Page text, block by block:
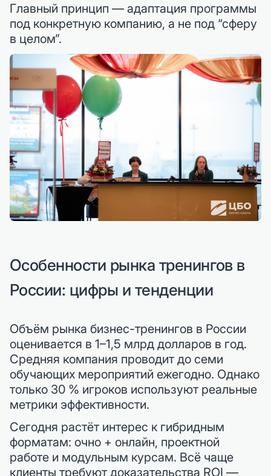
Главный принцип — адаптация программы
под конкретную компанию, а не под “сферу
в целом”.
Особенности рынка тренингов в
России: цифры и тенденции
Объём рынка бизнес-тренингов в России
оценивается в 1–1,5 млрд долларов в год.
Средняя компания проводит до семи
обучающих мероприятий ежегодно. Однако
только 30 % игроков используют реальные
метрики эффективности.
Сегодня растёт интерес к гибридным
форматам: очно + онлайн, проектной
работе и модульным курсам. Всё чаще
клиенты требуют доказательства ROI —